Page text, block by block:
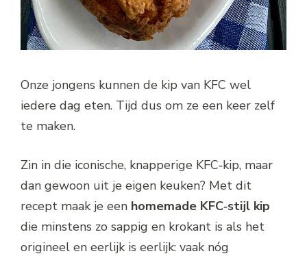
Onze jongens kunnen de kip van KFC wel
iedere dag eten. Tijd dus om ze een keer zelf
te maken.
Zin in die iconische, knapperige KFC‑kip, maar
dan gewoon uit je eigen keuken? Met dit
recept maak je een homemade KFC‑stijl kip
die minstens zo sappig en krokant is als het
origineel en eerlijk is eerlijk: vaak nóg